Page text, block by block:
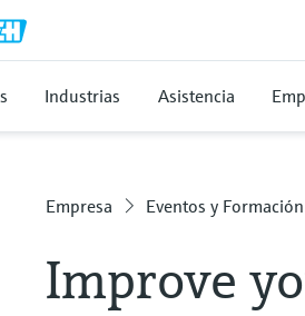
Industrias Asistencia
Empresa Eventos y Formación
Improve